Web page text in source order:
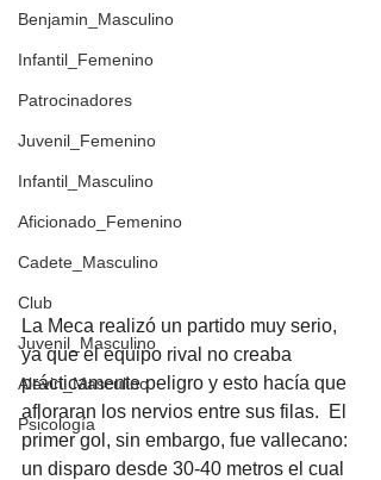
Benjamin_Masculino
Infantil_Femenino
Patrocinadores
Juvenil_Femenino
Infantil_Masculino
Aficionado_Femenino
Cadete_Masculino
Club
Juvenil_Masculino
Alevin_Masculino
Psicología
La Meca realizó un partido muy serio,
ya que el equipo rival no creaba
prácticamente peligro y esto hacía que
afloraran los nervios entre sus filas.  El
primer gol, sin embargo, fue vallecano:
un disparo desde 30-40 metros el cual